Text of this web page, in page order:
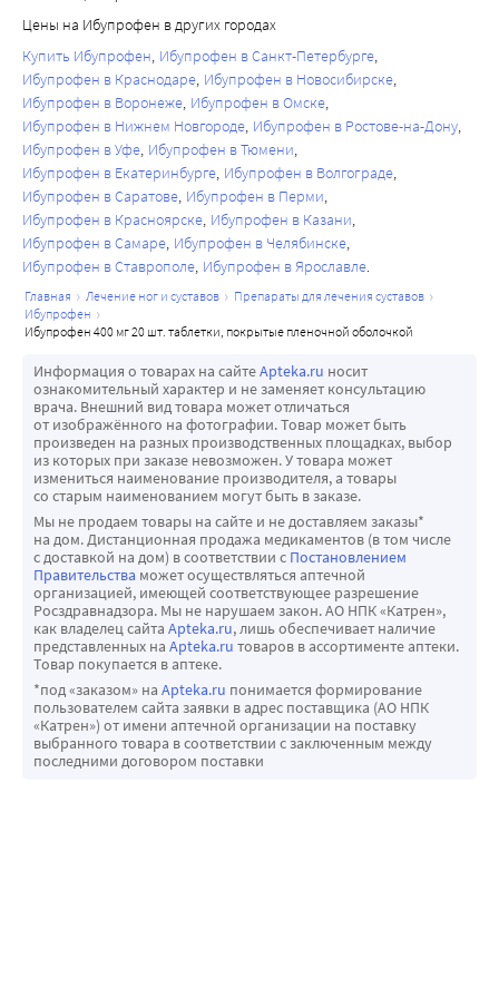
увеличиваться);
• активность «печеночных» трансаминаз (может
повышаться).
При появлении побочных эффектов следует прекратить
прием препарата и обратиться к врачу.
• Миелотоксические препараты: усиливают проявления
гематотоксичности препарата.
• Цефамандол, цефоперазон, цефотетан, вальпроевая
кислота, пликамицин: увеличение частоты развития
гипотромбинемии.
• Лекарственные средства, блокирующие канальцевую
секрецию: снижение выведения и повышения
плазменной концентрации ибупрофена.
• Индукторы микросомального окисления (фенитоин,
этанол, барбитураты, рифампицин, фенилбутазон,
трициклические антидепрессанты): увеличение
продукции гидроксилированных активных метаболитов,
увеличение риска развития тяжелых интоксикаций.
• Ингибиторы микросомального окисления: снижение
риска гепатотоксического действия.
• Пероральные гипогликемические лекарственные
средства и инсулин, производные сульфонилмочевины:
усиление действия препаратов.
• Антациды и колестирамин: снижение абсорбции.
• Урикозурические препараты: снижение эффективности
препаратов.
• Эстрогены, этанол: повышенный риск возникновения
побочных эффектов.
• Кофеин: усиливает анальгезирующий эффект.
Цены на Ибупрофен в других городах
Купить Ибупрофен Ибупрофен в Санкт-Петербурге
Ибупрофен в Краснодаре Ибупрофен в Новосибирске
Ибупрофен в Воронеже Ибупрофен в Омске
Ибупрофен в Нижнем Новгороде Ибупрофен в Ростове-на-Дону
Ибупрофен в Уфе Ибупрофен в Тюмени
Ибупрофен в Екатеринбурге Ибупрофен в Волгограде
Ибупрофен в Саратове Ибупрофен в Перми
Ибупрофен в Красноярске Ибупрофен в Казани
Ибупрофен в Самаре Ибупрофен в Челябинске
Ибупрофен в Ставрополе Ибупрофен в Ярославле
главная лечение ног и суставов
препараты для лечения суставов
ибупрофен
ибупрофен 400 мг 20 шт. таблетки, покрытые пленочной оболочкой
Информация о товарах на сайтеApteka.ru носит
ознакомительный характер и не заменяет консультацию
врача. Внешний вид товара может отличаться
от изображённого на фотографии. Товар может быть
произведен на разных производственных площадках, выбор
из которых при заказе невозможен. У товара может
измениться наименование производителя, а товары
со старым наименованием могут быть в заказе.
Мы не продаем товары на сайте и не доставляем заказы*
на дом. Дистанционная продажа медикаментов (в том числе
с доставкой на дом) в соответствии с Постановлением
Правительства может осуществляться аптечной
организацией, имеющей соответствующее разрешение
Росздравнадзора. Мы не нарушаем закон. АО НПК «Катрен»,
как владелец сайта Apteka.ru, лишь обеспечивает наличие
представленных на Apteka.ru товаров в ассортименте аптеки.
Товар покупается в аптеке.
*под «заказом» на Apteka.ru понимается формирование
пользователем сайта заявки в адрес поставщика (АО НПК
«Катрен») от имени аптечной организации на поставку
выбранного товара в соответствии с заключенным между
последними договором поставки